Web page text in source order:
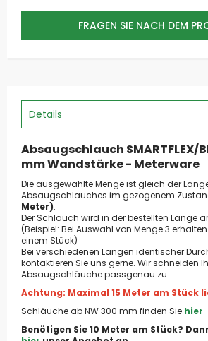
FRAGEN SIE NACH DEM
Details
Absaugschlauch SMARTFLEX/
mm Wandstärke - Meterware
Die ausgewählte Menge ist gleich der
Absaugschlauches im gezogenem
Meter).
Der Schlauch wird in der bestellten Länge
(Beispiel: Bei Auswahl von Menge 3 erhalten
einem Stück)
Bei verschiedenen Längen identischer
kontaktieren Sie uns gerne. Wir schneiden
Absaugschläuche passgenau zu.
Achtung: Maximal 15 Meter am Stück
Schläuche ab NW 300 mm finden Sie hier
Benötigen Sie 10 Meter am Stück?